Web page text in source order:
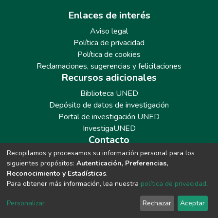
Enlaces de interés
Aviso legal
Política de privacidad
Política de cookies
Reclamaciones, sugerencias y felicitaciones
Recursos adicionales
Biblioteca UNED
Depósito de datos de investigación
Portal de investigación UNED
InvestigaUNED
Contacto
Teléfono: 913986562 / 6643 / 6633 / 8766
Correo: repositoriobiblioteca@adm.uned.es
Recopilamos y procesamos su información personal para los
siguientes propósitos: Autenticación, Preferencias,
Reconocimiento y Estadísticas.
Para obtener más información, lea nuestra política de privacidad.
Personalizar Rechazar Aceptar